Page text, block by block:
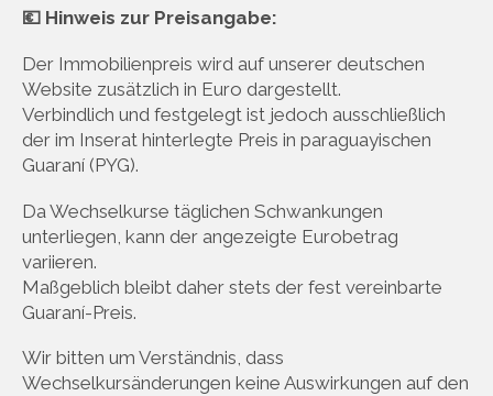
💶 Hinweis zur Preisangabe:
Der Immobilienpreis wird auf unserer deutschen
Website zusätzlich in Euro dargestellt.
Verbindlich und festgelegt ist jedoch ausschließlich
der im Inserat hinterlegte Preis in paraguayischen
Guaraní (PYG).
Da Wechselkurse täglichen Schwankungen
unterliegen, kann der angezeigte Eurobetrag
variieren.
Maßgeblich bleibt daher stets der fest vereinbarte
Guaraní-Preis.
Wir bitten um Verständnis, dass
Wechselkursänderungen keine Auswirkungen auf den